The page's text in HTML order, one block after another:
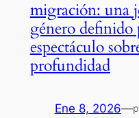
migración: una
género definido
espectáculo
profundidad
Ene 8, 2026—